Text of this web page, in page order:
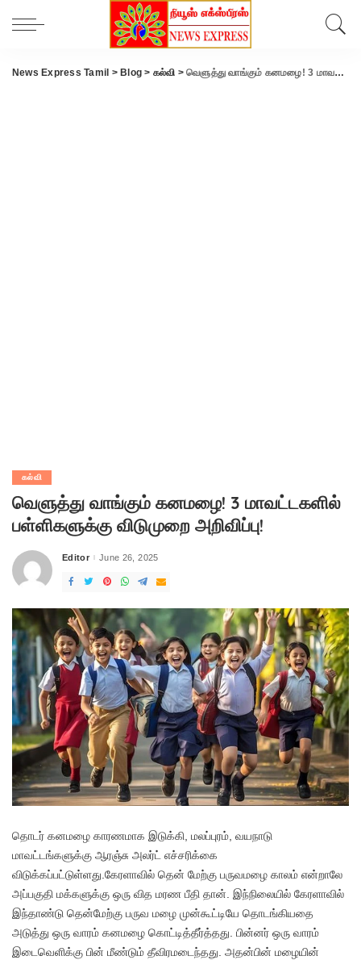
News Express Tamil > Blog > கல்வி >வெளுத்து வாங்கும் கனமழை! 3 மாவட்டகளில் பள்ளிகளுக்கு விடுமுறை அறிவிப்பு!
கல்வி
வெளுத்து வாங்கும் கனமழை! 3 மாவட்டகளில்
பள்ளிகளுக்கு விடுமுறை அறிவிப்பு!
Posted
Editor June 26, 2025
தொடர் கனமழை காரணமாக இடுக்கி, மலப்புரம், வயநாடு
மாவட்டங்களுக்கு ஆரஞ்சு அலர்ட் எச்சரிக்கை
விடுக்கப்பட்டுள்ளது.கேரளாவில் தென் மேற்கு பருவமழை காலம் என்றாலே
அப்பகுதி மக்களுக்கு ஒரு வித மரண பீதி தான். இந்நிலையில் கேரளாவில்
இந்தாண்டு தென்மேற்கு பருவ மழை முன்கூட்டியே தொடங்கியதை
அடுத்து ஒரு வாரம் கனமழை கொட்டித்தீர்த்தது. பின்னர் ஒரு வாரம்
இடைவெளிக்கு பின் மீண்டும் தீவிரமடைந்தது. அதன்பின் மழையின்